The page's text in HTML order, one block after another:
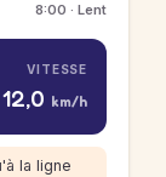
8:00 · Lent
VITESSE
12,0 km/h
la ligne